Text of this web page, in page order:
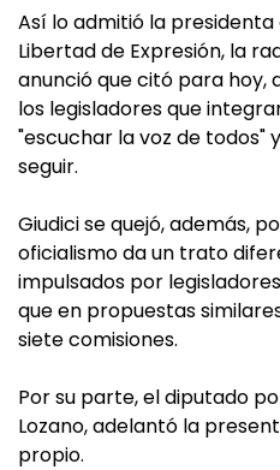
Así lo admitió la presidenta
Libertad de Expresión, la
anunció que citó para hoy,
los legisladores que
"escuchar la voz de todos"
seguir.
Giudici se quejó, además,
oficialismo da un trato
impulsados por
que en propuestas
siete comisiones.
Por su parte, el diputado
Lozano, adelantó la
propio.